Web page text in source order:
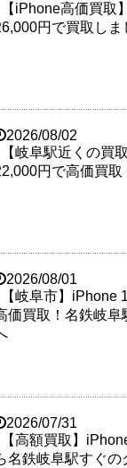
【iPhone高価買取
円で買取しま
2026/08/02
【岐阜駅近くの買
円で高価買取
2026/08/01
【岐阜市】iPhone
価買取！名鉄岐阜
2026/07/31
【高額買取】
名鉄岐阜駅すぐの